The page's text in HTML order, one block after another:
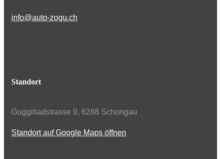
info@auto-zogu.ch
Standort
Guggibadstrasse 9, 6288 Schongau
Standort auf Google Maps öffnen